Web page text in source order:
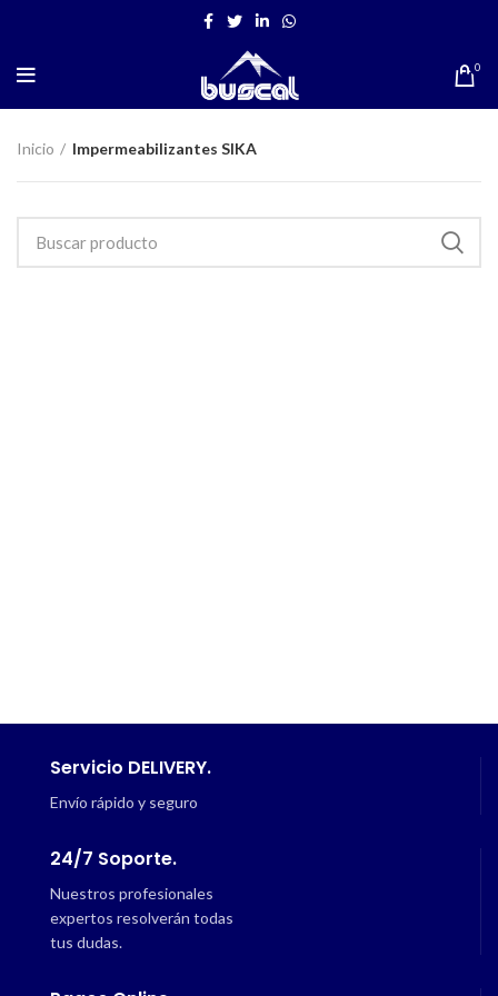
0
Inicio Impermeabilizantes SIKA
Servicio DELIVERY.
Envío rápido y seguro
24/7 Soporte.
Nuestros profesionales
expertos resolverán todas
tus dudas.
BIENVENIDO A TIENDA VIRTUAL BUSCAL
AREQUIPA